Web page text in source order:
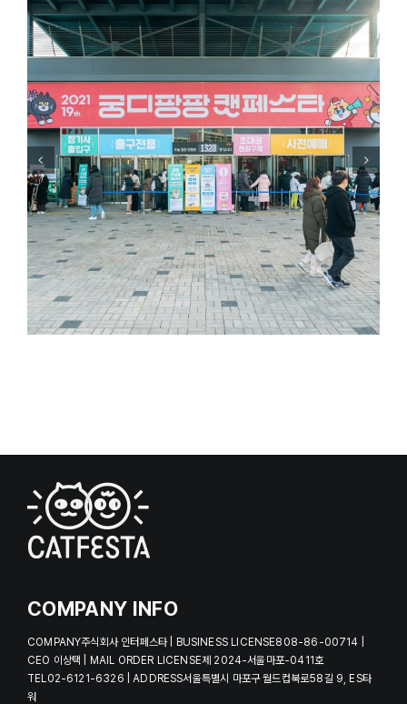
COMPANY INFO
COMPANY주식회사 인터페스타 | BUSINESS LICENSE808-86-00714 |
CEO 이상택 | MAIL ORDER LICENSE제 2024-서울마포-0411호
TEL02-6121-6326 | ADDRESS서울특별시 마포구 월드컵북로58길 9, ES타
워